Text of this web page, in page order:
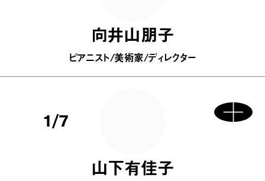
向井山朋子
ピアニスト/美術家/ディレクター
1/7
山下有佳子